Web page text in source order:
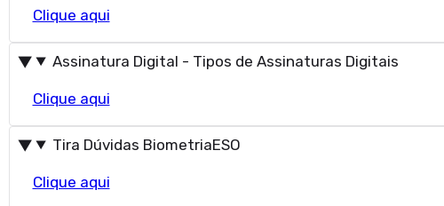
Clique aqui
Assinatura Digital - Tipos de Assinaturas Digitais
Clique aqui
Tira Dúvidas BiometriaESO
Clique aqui